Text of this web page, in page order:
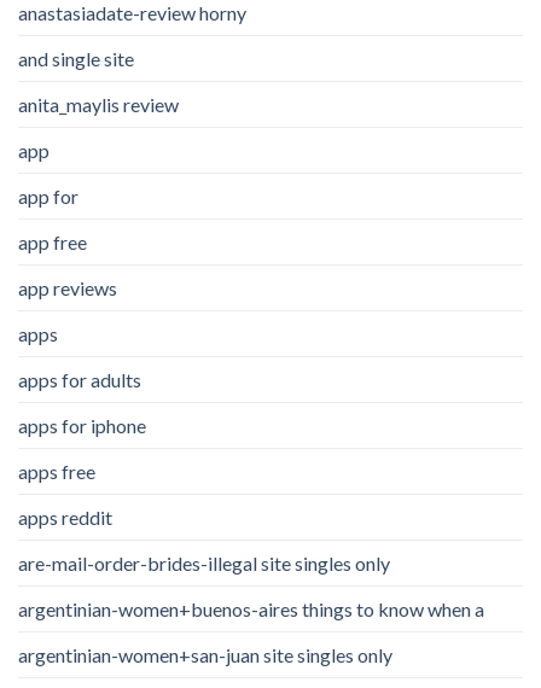
anastasiadate-review horny
and single site
anita_maylis review
app
app for
app free
app reviews
apps
apps for adults
apps for iphone
apps free
apps reddit
are-mail-order-brides-illegal site singles only
argentinian-women+buenos-aires things to know when a
argentinian-women+san-juan site singles only